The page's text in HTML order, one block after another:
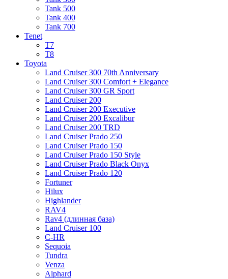
Tank 500
Tank 400
Tank 700
Tenet
T7
T8
Toyota
Land Cruiser 300 70th Anniversary
Land Cruiser 300 Comfort + Elegance
Land Cruiser 300 GR Sport
Land Cruiser 200
Land Cruiser 200 Executive
Land Cruiser 200 Excalibur
Land Cruiser 200 TRD
Land Cruiser Prado 250
Land Cruiser Prado 150
Land Cruiser Prado 150 Style
Land Cruiser Prado Black Onyx
Land Cruiser Prado 120
Fortuner
Hilux
Highlander
RAV4
Rav4 (длинная база)
Land Cruiser 100
C-HR
Sequoia
Tundra
Venza
Alphard